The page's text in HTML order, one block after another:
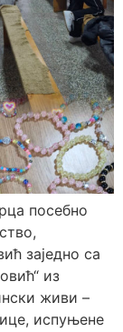
посебно
заједно са
из
живи –
испуњене